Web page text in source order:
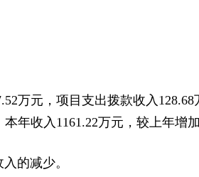
万元，项目支出拨款收入128.68
年收入1161.22万元，较上年增
的减少。